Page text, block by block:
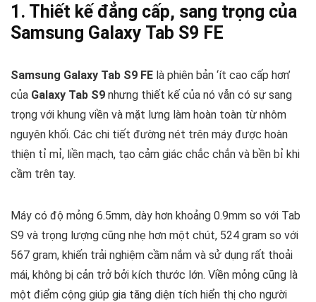
1. Thiết kế đẳng cấp, sang trọng của
Samsung Galaxy Tab S9 FE
Samsung Galaxy Tab S9 FE là phiên bản ‘ít cao cấp hơn’
của Galaxy Tab S9 nhưng thiết kế của nó vẫn có sự sang
trọng với khung viền và mặt lưng làm hoàn toàn từ nhôm
nguyên khối. Các chi tiết đường nét trên máy được hoàn
thiện tỉ mỉ, liền mạch, tạo cảm giác chắc chắn và bền bỉ khi
cầm trên tay.
Máy có độ mỏng 6.5mm, dày hơn khoảng 0.9mm so với Tab
S9 và trọng lượng cũng nhẹ hơn một chút, 524 gram so với
567 gram, khiến trải nghiệm cầm nắm và sử dụng rất thoải
mái, không bị cản trở bởi kích thước lớn. Viền mỏng cũng là
một điểm cộng giúp gia tăng diện tích hiển thị cho người